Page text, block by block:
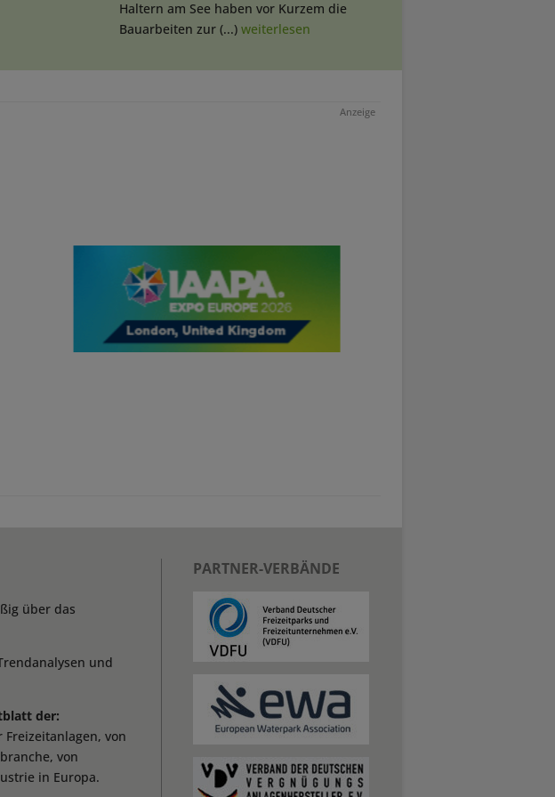
Haltern am See haben vor Kurzem die
Bauarbeiten zur (...) weiterlesen
Anzeige
über das
und
der:
von
von
in Europa.
PARTNER-VERBÄNDE